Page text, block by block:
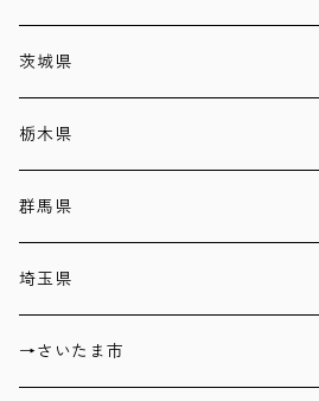
茨城県
栃木県
群馬県
埼玉県
→さいたま市